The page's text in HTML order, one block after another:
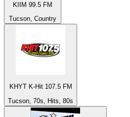
KIIM 99.5 FM
Tucson, Country
KHYT K-Hit 107.5 FM
Tucson, 70s, Hits, 80s